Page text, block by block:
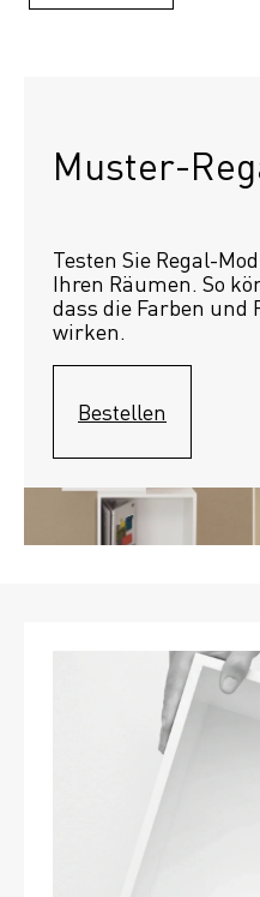
Muster-
Testen Sie Regal-
Ihren Räumen. So
dass die Farben und
wirken.
Bestellen